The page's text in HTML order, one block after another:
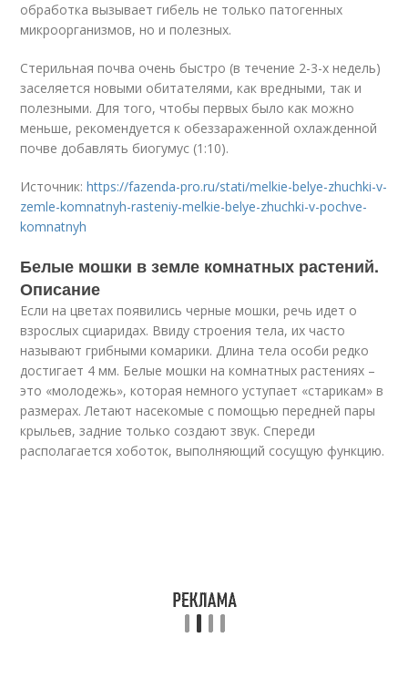
обработка вызывает гибель не только патогенных
микроорганизмов, но и полезных.
Стерильная почва очень быстро (в течение 2-3-х недель)
заселяется новыми обитателями, как вредными, так и
полезными. Для того, чтобы первых было как можно
меньше, рекомендуется к обеззараженной охлажденной
почве добавлять биогумус (1:10).
Источник:https://fazenda-pro.ru/stati/melkie-belye-zhuchki-v-
zemle-komnatnyh-rasteniy-melkie-belye-zhuchki-v-pochve-
komnatnyh
Белые мошки в земле комнатных растений.
Описание
Если на цветах появились черные мошки, речь идет о
взрослых сциаридах. Ввиду строения тела, их часто
называют грибными комарики. Длина тела особи редко
достигает 4 мм. Белые мошки на комнатных растениях –
это «молодежь», которая немного уступает «старикам» в
размерах. Летают насекомые с помощью передней пары
крыльев, задние только создают звук. Спереди
располагается хоботок, выполняющий сосущую функцию.